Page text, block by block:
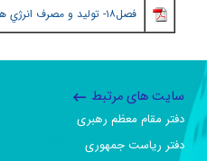
فصل١٨ - توليد و مصرف انرژي
سایت های مرتبط
دفتر مقام معظم رهبری
دفتر ریاست جمهوری